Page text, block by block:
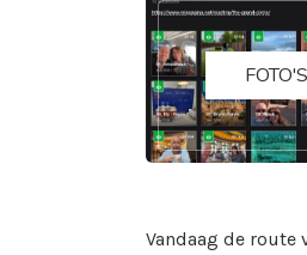
FOTO'S
Vandaag de route